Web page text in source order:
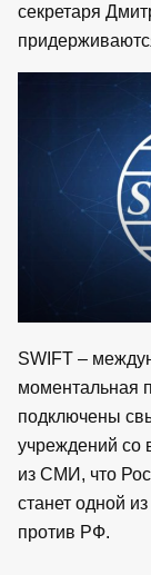
секретаря
SWIFT –
моментальная
подключены
учреждений со
из СМИ, что
станет одной
против РФ.